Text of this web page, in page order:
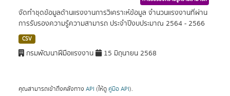
จัดทำชุดข้อมูลด้านแรงงานการวิเคราะห์ข้อมูล จำนวนแรงงานที่ผ่าน
การรับรองความรู้ความสามารถ ประจำปีงบประมาณ 2564 - 2566
CSV
กรมพัฒนาฝีมือแรงงาน 15 มิถุนายน 2568
คุณสามารถเข้าถึงคลังทาง API (ให้ดู คู่มือ API).